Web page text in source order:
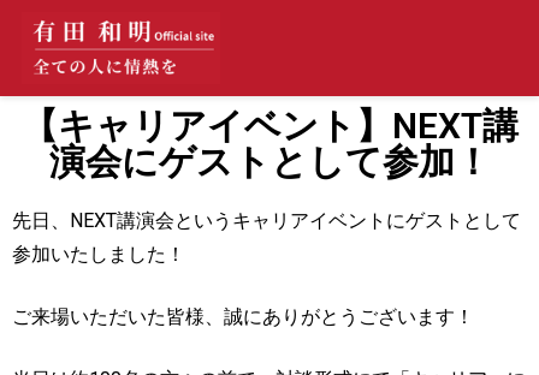
【キャリアイベント】NEXT講
演会にゲストとして参加！
先日、NEXT講演会というキャリアイベントにゲストとして
参加いたしました！
ご来場いただいた皆様、誠にありがとうございます！